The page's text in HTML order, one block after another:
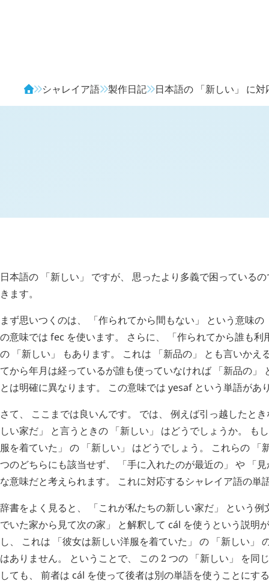
シャレイア語 製作日記 日本語の 「新しい」 に
日本語の 「新しい」 ですが、 思ったより多義で困っている
きます。
まず思いつくのは、 「作られてから間もない」 という意味
の意味では fec を使います。 さらに、 「作られてから誰も
の 「新しい」 もあります。 これは 「新品の」 とも言いかえ
てから年月は経っているが誰も使っていなければ 「新品の」
とは明確に異なります。 この意味では yesaf という単語があ
さて、 ここまでは良いんです。 では、 例えば引っ越したと
しい家だ」 と言うときの 「新しい」 はどうでしょうか。 も
服を着ていた」 の 「新しい」 はどうでしょう。 これらの 「
つのどちらにも該当せず、 「手に入れたのが最近の」 や 「
な意味だと考えられます。 これに対応するシャレイア語の単
辞書をよく見ると、 「これが私たちの新しい家だ」 という
でいた家から見て次の家」 と解釈して cál を使うという説明
し、 これは 「彼女は新しい洋服を着ていた」 の 「新しい」
はありません。 ということで、 この 2 つの 「新しい」 を同
しても、 前者は cál を使って後者は別の単語を使うことにす